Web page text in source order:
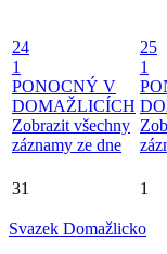
24
1
PONOCNÝ V
DOMAŽLICÍCH
Zobrazit všechny
záznamy ze dne
25
1
31
1
Svazek Domažlicko